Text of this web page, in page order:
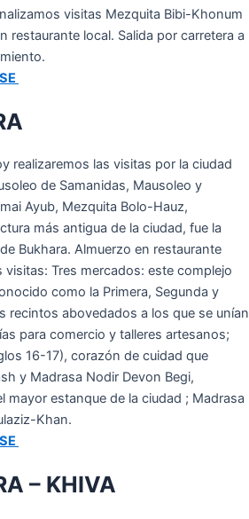
visitas Mezquita Bibi-Khonum
restaurante local. Salida por carretera a
realizaremos las visitas por la ciudad
de Samanidas, Mausoleo y
Ayub, Mezquita Bolo-Hauz,
más antigua de la ciudad, fue la
Bukhara. Almuerzo en restaurante
visitas: Tres mercados: este complejo
como la Primera, Segunda y
recintos abovedados a los que se unían
para comercio y talleres artesanos;
16-17), corazón de cuidad que
y Madrasa Nodir Devon Begi,
mayor estanque de la ciudad ; Madrasa
Khan.
– KHIVA